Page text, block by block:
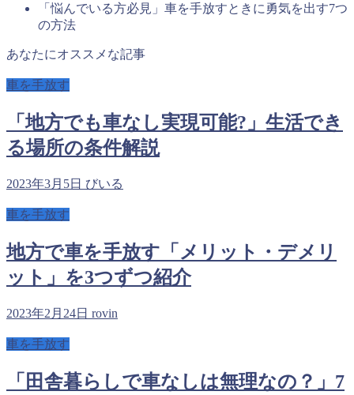
「悩んでいる方必見」車を手放すときに勇気を出す7つ
の方法
あなたにオススメな記事
車を手放す
「地方でも車なし実現可能?」生活でき
る場所の条件解説
2023年3月5日 びいる
車を手放す
地方で車を手放す「メリット・デメリ
ット」を3つずつ紹介
2023年2月24日 rovin
車を手放す
「田舎暮らしで車なしは無理なの？」7